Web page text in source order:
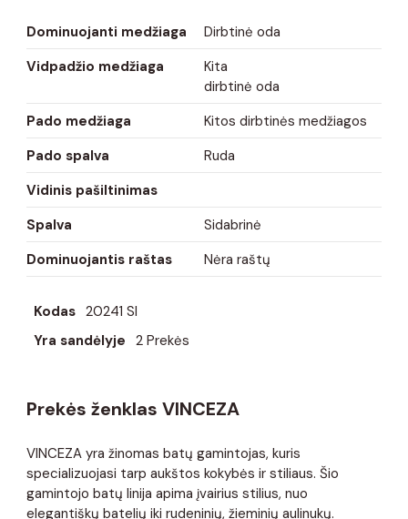
Dominuojanti medžiaga
Dirbtinė oda
Vidpadžio medžiaga
Kita
dirbtinė oda
Pado medžiaga
Kitos dirbtinės medžiagos
Pado spalva
Ruda
Vidinis pašiltinimas
Spalva
Sidabrinė
Dominuojantis raštas
Nėra raštų
Kodas 20241 SI
Yra sandėlyje 2 Prekės
Prekės ženklas VINCEZA
VINCEZA yra žinomas batų gamintojas, kuris
specializuojasi tarp aukštos kokybės ir stiliaus. Šio
gamintojo batų linija apima įvairius stilius, nuo
elegantiškų batelių iki rudeninių, žieminių aulinukų.